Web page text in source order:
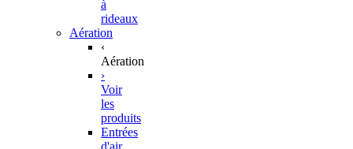
à
rideaux
Aération
‹
Aération
›
Voir
les
produits
Entrées
d'air